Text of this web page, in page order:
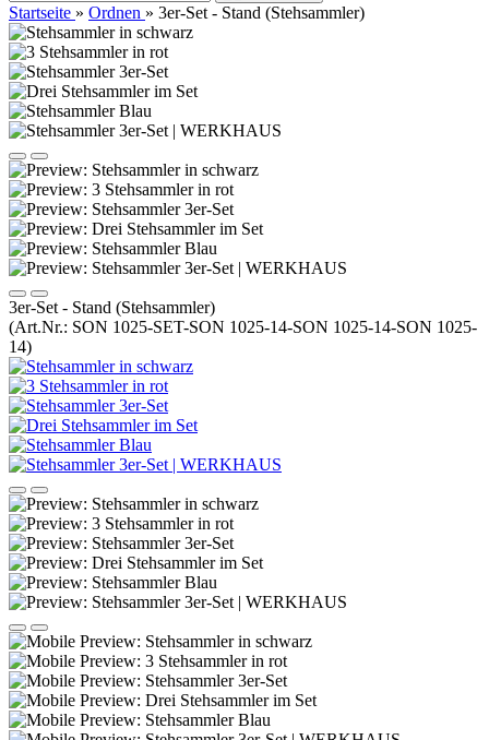
Startseite » Ordnen » 3er-Set - Stand (Stehsammler)
3er-Set - Stand (Stehsammler)
(Art.Nr.: SON 1025-SET-SON 1025-14-SON 1025-14-SON 1025-
14)